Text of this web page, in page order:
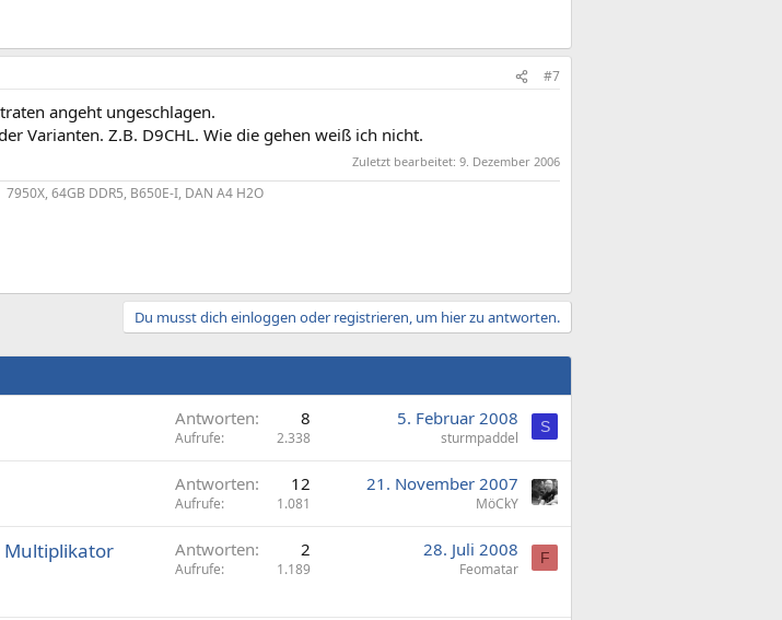
#7
angeht ungeschlagen.
Varianten. Z.B. D9CHL. Wie die gehen weiß ich nicht.
Zuletzt bearbeitet: 9. Dezember 2006
7950X, 64GB DDR5, B650E-I, DAN A4 H2O​
Du musst dich einloggen oder registrieren, um hier zu antworten.
Antworten 8
Aufrufe 2.338
5. Februar 2008
sturmpaddel
S
Antworten 12
Aufrufe 1.081
21. November 2007
MöCkY
Multiplikator
Antworten 2
Aufrufe 1.189
28. Juli 2008
Feomatar
F